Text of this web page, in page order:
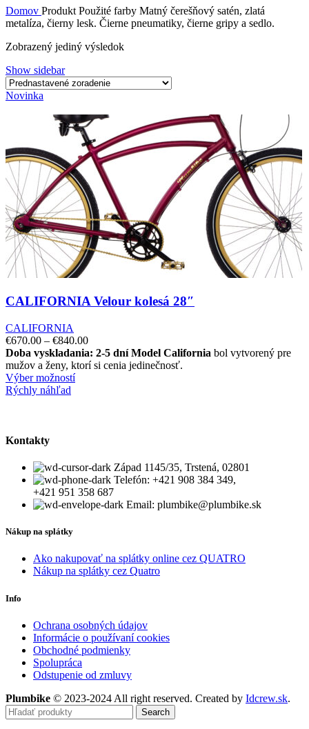
Domov Produkt Použité farby Matný čerešňový satén, zlatá
metalíza, čierny lesk. Čierne pneumatiky, čierne gripy a sedlo.
Zobrazený jediný výsledok
Show sidebar
Novinka
CALIFORNIA Velour kolesá 28″
CALIFORNIA
€670.00 – €840.00
Doba vyskladania: 2-5 dní Model California bol vytvorený pre
mužov a ženy, ktorí si cenia jedinečnosť.
Výber možností
Rýchly náhľad
Kontakty
Západ 1145/35, Trstená, 02801
Telefón: +421 908 384 349,
+421 951 358 687
Email: plumbike@plumbike.sk
Nákup na splátky
Ako nakupovať na splátky online cez QUATRO
Nákup na splátky cez Quatro
Info
Ochrana osobných údajov
Informácie o používaní cookies
Obchodné podmienky
Spolupráca
Odstupenie od zmluvy
Plumbike © 2023-2024 All right reserved. Created by Idcrew.sk.
Search